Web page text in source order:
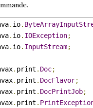
. io.
. io. IOException;
. io. InputStream;
. print . Doc;
. print . DocFlavor;
. print . DocPrintJob;
. print .